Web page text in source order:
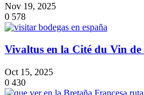
Nov 19, 2025
0 578
Vivaltus en la Cité du Vin de
Oct 15, 2025
0 430